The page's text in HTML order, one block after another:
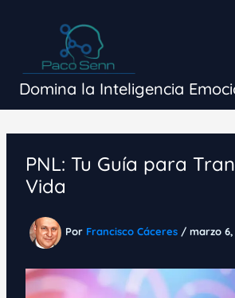
Domina la Inteligencia
PNL: Tu Guía para
Vida
Por Francisco Cáceres / marzo 6,